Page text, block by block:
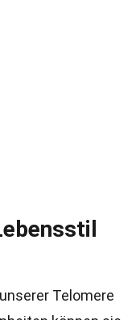
Telomere